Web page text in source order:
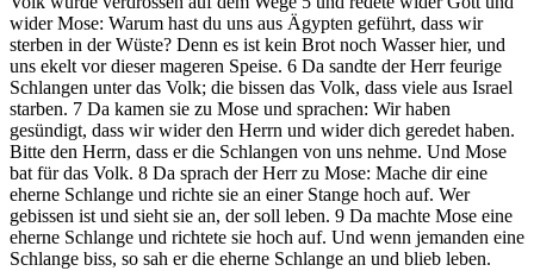
wider Mose: Warum hast du uns aus Ägypten geführt, dass wir
sterben in der Wüste? Denn es ist kein Brot noch Wasser hier, und
uns ekelt vor dieser mageren Speise. 6 Da sandte derHerrfeurige
Schlangen unter das Volk; die bissen das Volk, dass viele aus Israel
starben. 7 Da kamen sie zu Mose und sprachen: Wir haben
gesündigt, dass wir wider den Herrn und wider dich geredet haben.
Bitte den Herrn, dass er die Schlangen von uns nehme. Und Mose
bat für das Volk. 8 Da sprach derHerrzu Mose: Mache dir eine
eherne Schlange und richte sie an einer Stange hoch auf. Wer
gebissen ist und sieht sie an, der soll leben. 9 Da machte Mose eine
eherne Schlange und richtete sie hoch auf. Und wenn jemanden eine
Schlange biss, so sah er die eherne Schlange an und blieb leben.